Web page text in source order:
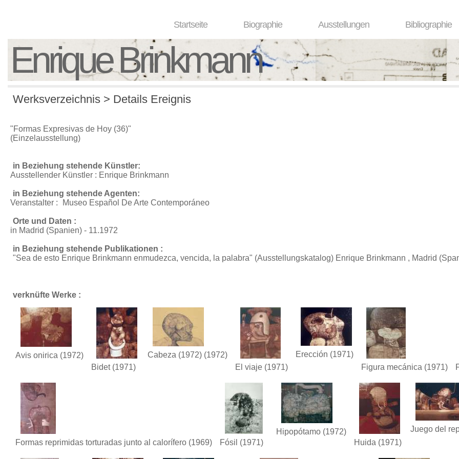
Startseite Biographie Ausstellungen Bibliographie
Enrique Brinkmann
Werksverzeichnis > Details Ereignis
"Formas Expresivas de Hoy (36)"
(Einzelausstellung)
in Beziehung stehende Künstler:
Ausstellender Künstler : Enrique Brinkmann
in Beziehung stehende Agenten:
Veranstalter :
Museo Español De Arte Contemporáneo
Orte und Daten :
in Madrid (Spanien) - 11.1972
in Beziehung stehende Publikationen :
"Sea de esto Enrique Brinkmann enmudezca, vencida, la palabra" (Ausstellungskatalog) Enrique Brinkmann , Madrid
verknüfte Werke :
Avis onirica (1972)
Bidet(1971)
Cabeza (1972) (1972)
El viaje (1971)
Erección (1971)
Figura mecánica (1971)
Formas reprimidas torturadas junto al calorífero (1969) Fósil (1971)
Hipopótamo (1972)
Huida (1971)
Juego del